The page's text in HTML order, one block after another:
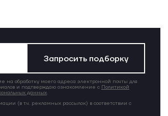
Запросить подборку
на обработку моего адреса электронной почты для
и подтверждаю ознакомление с Политикой
данных.
(в т.ч. рекламных рассылок) в соответствии с